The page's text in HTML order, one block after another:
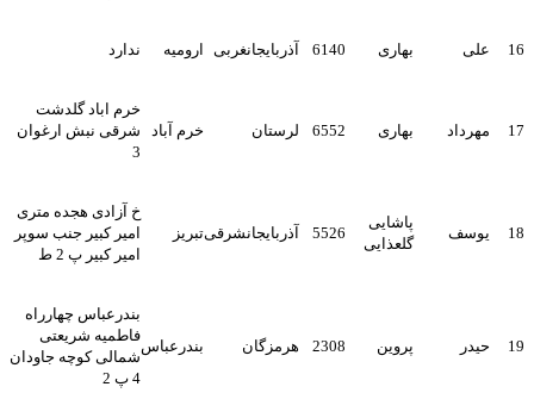
16 علی بهاری 6140 آذربایجانغربی ارومیه ندارد
17 مهرداد بهاری 6552 لرستان خرم آباد
خرم اباد گلدشت
شرقی نبش ارغوان
3
18 یوسف
پاشایی
گلعذایی
5526 آذربایجانشرقیتبریز
خ آزادی هجده متری
امیر کبیر جنب سوپر
امیر کبیر پ 2 ط
19 حیدر پروین 2308 هرمزگان بندرعباس
بندرعباس چهارراه
فاطمیه شریعتی
شمالی کوچه جاودان
4 پ 2